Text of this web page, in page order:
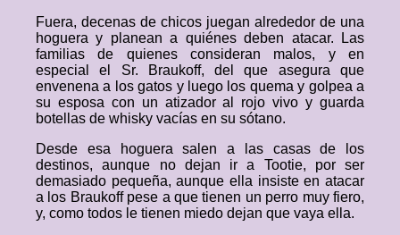
Fuera, decenas de chicos juegan alrededor de una
hoguera y planean a quiénes deben atacar. Las
familias de quienes consideran malos, y en
especial el Sr. Braukoff, del que asegura que
envenena a los gatos y luego los quema y golpea a
su esposa con un atizador al rojo vivo y guarda
botellas de whisky vacías en su sótano.
Desde esa hoguera salen a las casas de los
destinos, aunque no dejan ir a Tootie, por ser
demasiado pequeña, aunque ella insiste en atacar
a los Braukoff pese a que tienen un perro muy fiero,
y, como todos le tienen miedo dejan que vaya ella.